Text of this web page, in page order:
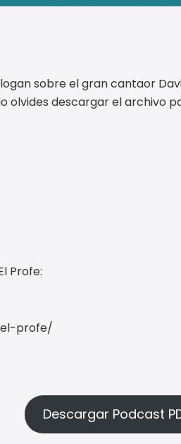
sobre el gran cantaor
olvides descargar el archivo
Profe:
profe/
Descargar Podcast